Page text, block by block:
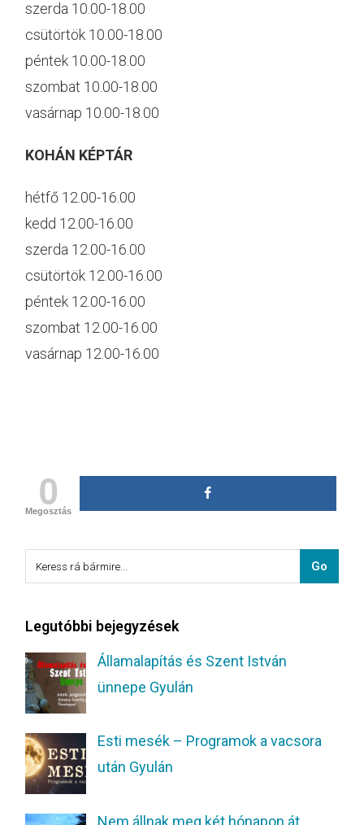
szerda 10.00-18.00
csütörtök 10.00-18.00
péntek 10.00-18.00
szombat 10.00-18.00
vasárnap 10.00-18.00
KOHÁN KÉPTÁR
hétfő 12.00-16.00
kedd 12.00-16.00
szerda 12.00-16.00
csütörtök 12.00-16.00
péntek 12.00-16.00
szombat 12.00-16.00
vasárnap 12.00-16.00
0
Megosztás
Legutóbbi bejegyzések
Államalapítás és Szent István
ünnepe Gyulán
Esti mesék – Programok a vacsora
után Gyulán